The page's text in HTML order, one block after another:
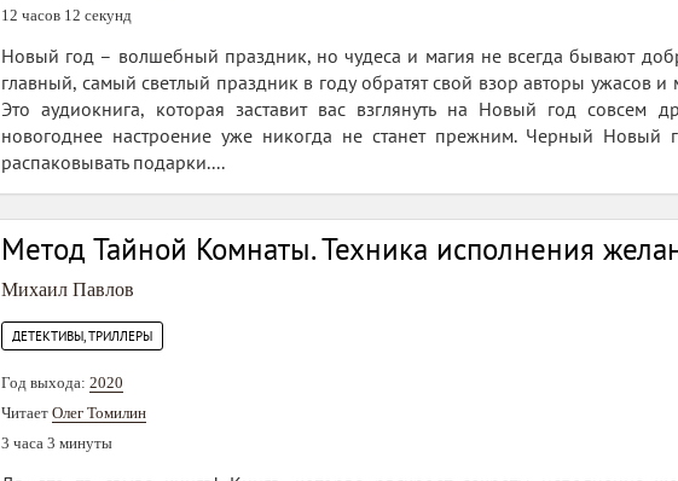
12 часов 12 секунд
Новый год – волшебный праздник, но чудеса и магия не всегда бывают
главный, самый светлый праздник в году обратят свой взор авторы ужасов
Это аудиокнига, которая заставит вас взглянуть на Новый год совсем
новогоднее настроение уже никогда не станет прежним. Черный Новый
распаковывать подарки....
Метод Тайной Комнаты. Техника исполнения
Михаил Павлов
ДЕТЕКТИВЫ, ТРИЛЛЕРЫ
Год выхода: 2020
Читает Олег Томилин
3 часа 3 минуты